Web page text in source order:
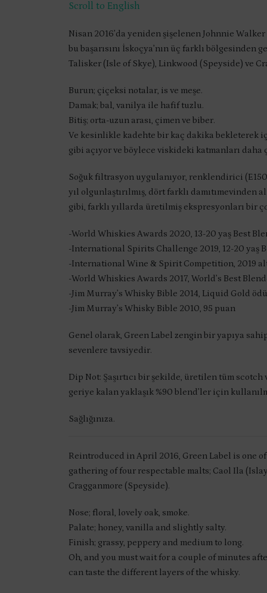
Scroll to English
Nisan 2016’da yeniden şişelenen Johnnie
bu başarısını İskoçya’nın üç farklı
Talisker (Isle of Skye), Linkwood (Speyside) ve
Burun; çiçeksi notalar, is ve meşe.
Damak; bal, vanilya ile hafif tuzlu.
Bitiş; orta-uzun arası, çimen ve biber.
Ve kesinlikle kadehte bir kaç dakika bekleterek
gibi açıyor ve böylece viskideki katmanları
Soğuk filtrasyon uygulanıyor, renklendirici
yıl olgunlaştırılmış, dört farklı damıtımevinden
gibi, farklı yıllarda üretilmiş ekspresyonları bir
-World Whiskies Awards 2020, 13-20 yaş Best
-International Spirits Challenge 2019, 12-20 yaş
-International Wine & Spirit Competition, 2019
-World Whiskies Awards 2017, World’s Best
-Jim Murray’s Whisky Bible 2014, Liquid Gold
-Jim Murray’s Whisky Bible 2010, 95 puan
Genel olarak, Green Label zengin bir yapıya
sevenlere tavsiyedir.
Dip Not: Şaşırtıcı bir şekilde, üretilen tüm
geriye kalan yaklaşık %90 blend’ler için
Sağlığınıza.
Reintroduced in April 2016, Green Label is one
gathering of four respectable malts; Caol Ila
Cragganmore (Speyside).
Nose; floral, lovely oak, smoke.
Palate; honey, vanilla and slightly salty.
Finish; grassy, peppery and medium to long.
Oh, and you must wait for a couple of minutes
can taste the different layers of the whisky.